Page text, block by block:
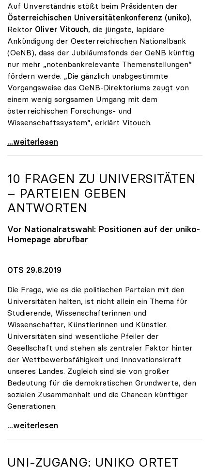
Auf Unverständnis stößt beim Präsidenten der
Österreichischen Universitätenkonferenz (uniko),
Rektor Oliver Vitouch, die jüngste, lapidare
Ankündigung der Oesterreichischen Nationalbank
(OeNB), dass der Jubiläumsfonds der OeNB künftig
nur mehr „notenbankrelevante Themenstellungen“
fördern werde. „Die gänzlich unabgestimmte
Vorgangsweise des OeNB-Direktoriums zeugt von
einem wenig sorgsamen Umgang mit dem
österreichischen Forschungs- und
Wissenschaftssystem“, erklärt Vitouch.
OeNB-Jubiläumsfonds: uniko-Kritik an „wenig
...weiterlesen
10 FRAGEN ZU UNIVERSITÄTEN
– PARTEIEN GEBEN
ANTWORTEN
Vor Nationalratswahl: Positionen auf der uniko-
Homepage abrufbar
OTS 29.8.2019
Die Frage, wie es die politischen Parteien mit den
Universitäten halten, ist nicht allein ein Thema für
Studierende, Wissenschafterinnen und
Wissenschafter, Künstlerinnen und Künstler.
Universitäten sind wesentliche Pfeiler der
Gesellschaft und stehen als zentraler Faktor hinter
der Wettbewerbsfähigkeit und Innovationskraft
unseres Landes. Zugleich sind sie von großer
Bedeutung für die demokratischen Grundwerte, den
sozialen Zusammenhalt und die Chancen künftiger
Generationen.
10 Fragen zu Universitäten – Parteien geben
...weiterlesen
UNI-ZUGANG: UNIKO ORTET